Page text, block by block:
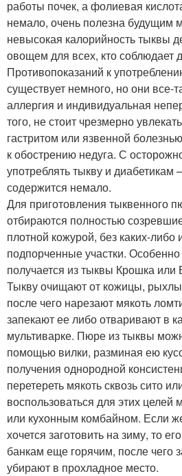
работы почек, а фолиевая
немало, очень полезна будущим
невысокая калорийность тыквы
овощем для всех, кто соблюдает
Противопоказаний к
существует немного, но они все-
аллергия и индивидуальная
того, не стоит чрезмерно
гастритом или язвенной
к обострению недуга. С
употреблять тыкву и диабетикам
содержится немало.
Для приготовления тыквенного
отбираются полностью
плотной кожурой, без каких-либо
подпорченные участки.
получается из тыквы Крошка или
Тыкву очищают от кожицы,
после чего нарезают мякоть
запекают ее либо отваривают в
мультиварке. Пюре из тыквы
помощью вилки, разминая ею
получения однородной
перетереть мякоть сквозь сито
воспользоваться для этих
или кухонным комбайном. Если
хочется заготовить на зиму, то
банкам еще горячим, после чего
убирают в прохладное место.